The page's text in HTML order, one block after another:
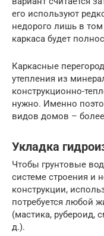
его используют
недорого лишь в том
каркаса будет
Каркасные
утепления из
конструкционно-
нужно. Именно
видов домов –
Укладка
Чтобы грунтовые
системе строения и
конструкции,
потребуется любой
(мастика, рубероид,
д.).